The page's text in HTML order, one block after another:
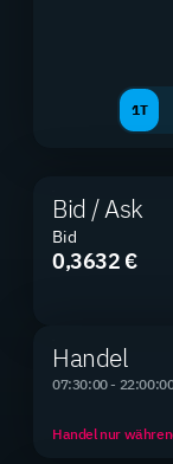
1T
Bid / Ask
Bid
0,3632 €
Handel
07:30:00 -
Handel nur
SUCHEN
Produkte gesamt
0 / 0